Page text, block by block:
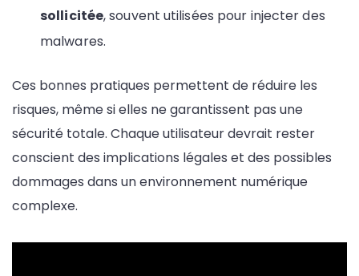
sollicitée, souvent utilisées pour injecter des
malwares.
Ces bonnes pratiques permettent de réduire les
risques, même si elles ne garantissent pas une
sécurité totale. Chaque utilisateur devrait rester
conscient des implications légales et des possibles
dommages dans un environnement numérique
complexe.